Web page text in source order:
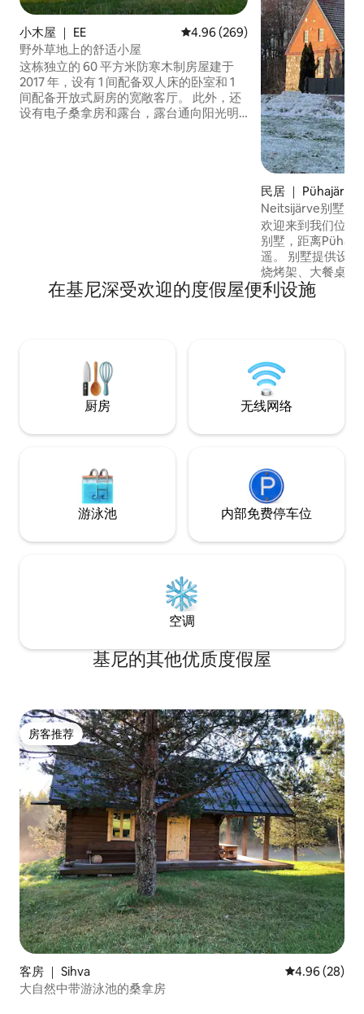
小木屋 ｜ EE 平均评分 4.96 分（满分 5 分），
4.96 (269)
野外草地上的舒适小屋
这栋独立的 60 平方米防寒木制房屋建于
2017 年，设有 1 间配备双人床的卧室和 1
间配备开放式厨房的宽敞客厅。 此外，还
设有电子桑拿房和露台，露台通向阳光明
民居 ｜ Pühajärve
Neitsijärve别墅
欢迎来到我们位于
别墅，距离
遥。 别墅提供设备齐全的厨房，配备铁板
烧烤架、大餐桌和
房源共有4间卧室
有一间儿童房，配
在基尼深受欢迎的度假屋便利设施
厨房 无线网络
游泳池 内部免费停车位
空调
基尼的其他优质度假屋
房客推荐
房客推荐
客房 ｜ Sihva 平均评分 4.96
4.96 (28)
大自然中带游泳池的桑拿房